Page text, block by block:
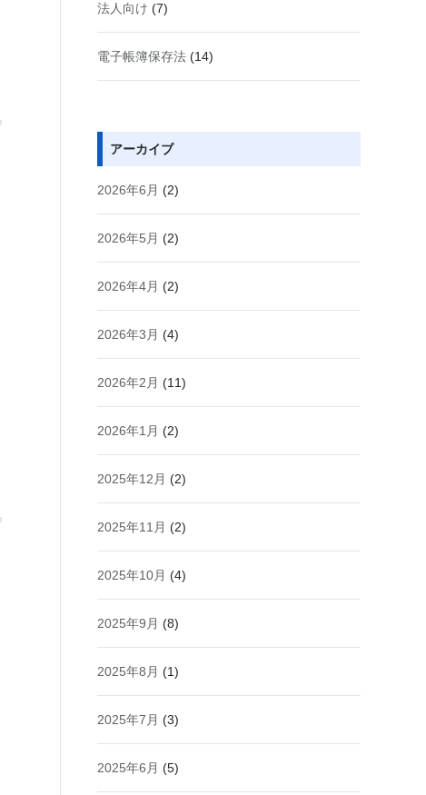
法人向け (7)
電子帳簿保存法 (14)
アーカイブ
2026年6月 (2)
2026年5月 (2)
2026年4月 (2)
2026年3月 (4)
2026年2月 (11)
2026年1月 (2)
2025年12月 (2)
2025年11月 (2)
2025年10月 (4)
2025年9月 (8)
2025年8月 (1)
2025年7月 (3)
2025年6月 (5)